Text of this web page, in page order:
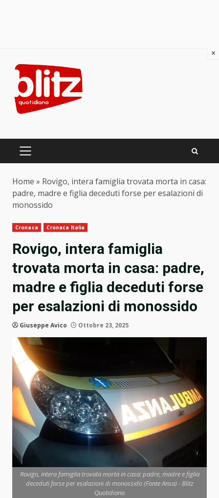
content
PRIMARY
Home » Rovigo, intera famiglia trovata morta in casa:
padre, madre e figlia deceduti forse per esalazioni di
monossido
Cronaca Cronaca Italia
Rovigo, intera famiglia
trovata morta in casa: padre,
madre e figlia deceduti forse
per esalazioni di monossido
Giuseppe Avico Ottobre 23, 2025
Rovigo, intera famiglia trovata morta in casa: padre, madre e figlia
deceduti forse per esalazioni di monossido (Fonte Ansa) - Blitz
Quotidiano
×